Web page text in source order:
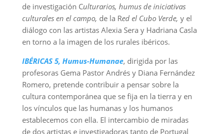
de investigación Culturarios, humus de iniciativas
culturales en el campo, de la Red el Cubo Verde, y el
diálogo con las artistas Alexia Sera y Hadriana Casla
en torno a la imagen de los rurales ibéricos.
IBÉRICAS 5, Humus-Humanae, dirigida por las
profesoras Gema Pastor Andrés y Diana Fernández
Romero, pretende contribuir a pensar sobre la
cultura contemporánea que se fija en la tierra y en
los vínculos que las humanas y los humanos
establecemos con ella. El intercambio de miradas
de dos artistas e investigadoras tanto de Portugal